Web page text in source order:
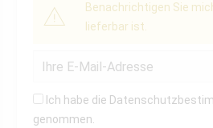
Benachrichtigen Sie
lieferbar ist.
Ich habe die
genommen.